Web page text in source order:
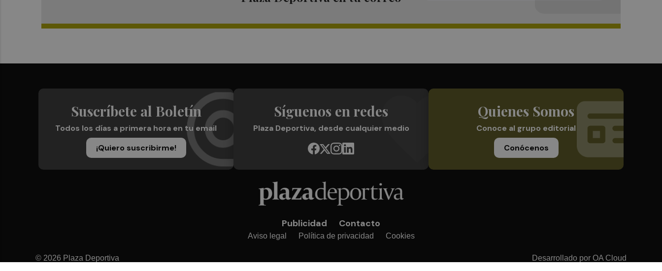
Suscríbete al Boletín
Todos los días a primera hora en tu email
¡Quiero suscribirme!
Síguenos en redes
Plaza Deportiva, desde cualquier medio
Quienes Somos
Conoce al grupo editorial
Conócenos
Publicidad Contacto
Aviso legal Política de privacidad Cookies
© 2026 Plaza Deportiva Desarrollado por OA Cloud